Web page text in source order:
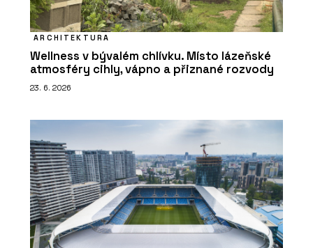
ARCHITEKTURA
Wellness v bývalém chlívku. Místo lázeňské
atmosféry cihly, vápno a přiznané rozvody
23. 6. 2026